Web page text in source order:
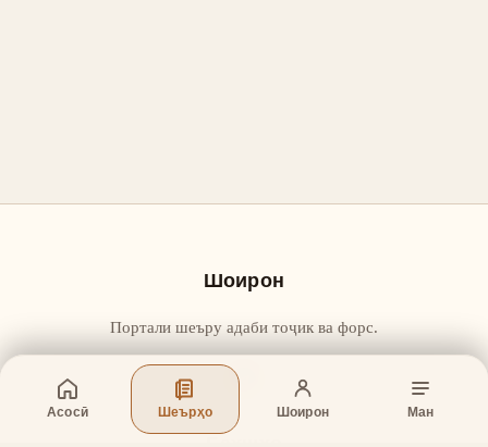
Асосӣ Шеърҳо Шоирон Ман
Шоирон
Портали шеъру адаби тоҷик ва форс.